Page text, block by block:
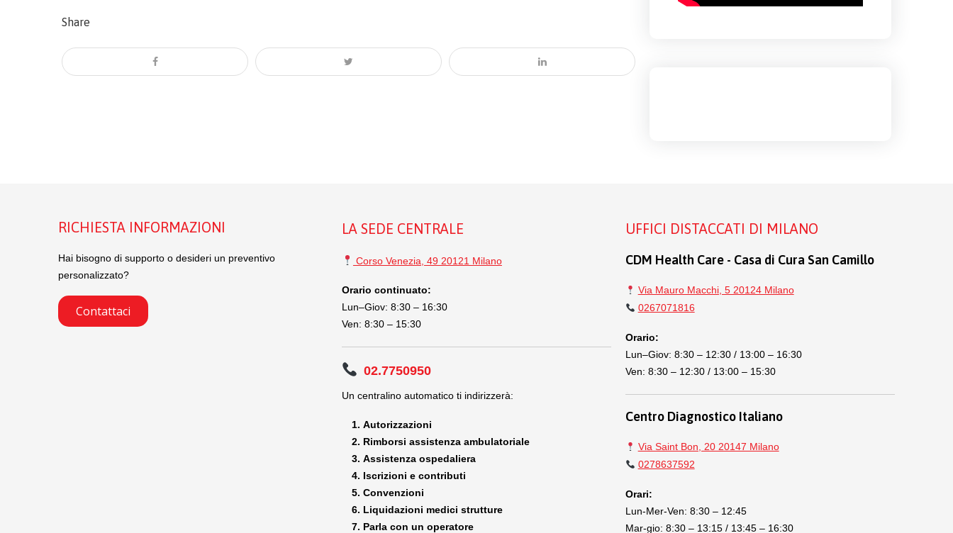
Share
RICHIESTA INFORMAZIONI
Hai bisogno di supporto o desideri un preventivo
personalizzato?
Contattaci
LA SEDE CENTRALE
Corso Venezia, 49 20121 Milano
Orario continuato:
Lun–Giov: 8:30 – 16:30
Ven: 8:30 – 15:30
02.7750950
Un centralino automatico ti indirizzerà:
Autorizzazioni
Rimborsi assistenza ambulatoriale
Assistenza ospedaliera
Iscrizioni e contributi
Convenzioni
Liquidazioni medici strutture
Parla con un operatore
UFFICI DISTACCATI DI MILANO
CDM Health Care - Casa di Cura San Camillo
Via Mauro Macchi, 5 20124 Milano
0267071816
Orario:
Lun–Giov: 8:30 – 12:30 / 13:00 – 16:30
Ven: 8:30 – 12:30 / 13:00 – 15:30
Centro Diagnostico Italiano
Via Saint Bon, 20 20147 Milano
0278637592
Orari:
Lun-Mer-Ven: 8:30 – 12:45
Mar-gio: 8:30 – 13:15 / 13:45 – 16:30